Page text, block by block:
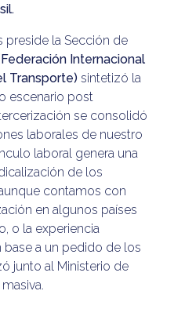
preside la Sección de
Internacional
Transporte)sintetizó la
escenario post
se consolidó
laborales de nuestro
laboral genera una
de los
contamos con
en algunos países
o la experiencia
base a un pedido de los
junto al Ministerio de